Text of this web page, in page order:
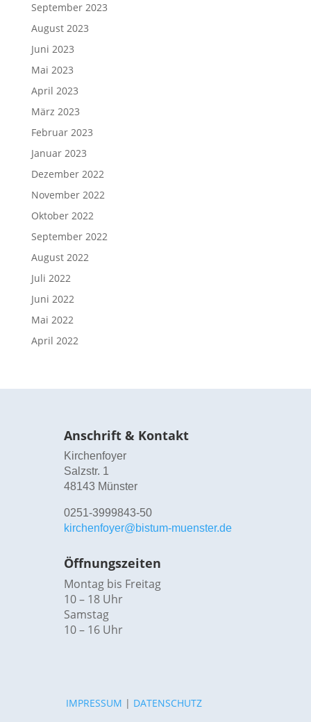
September 2023
August 2023
Juni 2023
Mai 2023
April 2023
März 2023
Februar 2023
Januar 2023
Dezember 2022
November 2022
Oktober 2022
September 2022
August 2022
Juli 2022
Juni 2022
Mai 2022
April 2022
Anschrift & Kontakt
Kirchenfoyer
Salzstr. 1
48143 Münster
0251-3999843-50
kirchenfoyer@bistum-muenster.de
Öffnungszeiten
Montag bis Freitag
10 – 18 Uhr
Samstag
10 – 16 Uhr
IMPRESSUM | DATENSCHUTZ